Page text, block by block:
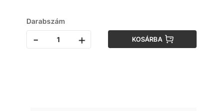
Darabszám
- + KOSÁRBA